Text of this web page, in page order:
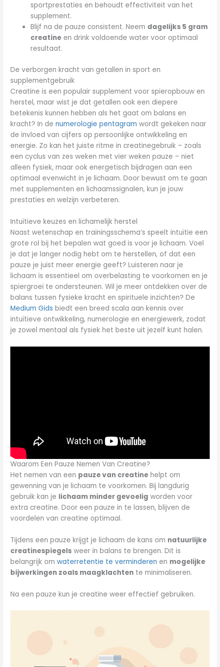
sportprestaties en behoudt effectiviteit van het
supplement.
Blijf na de pauze consistent. Neem dagelijks 5 gram
creatine en drink voldoende water voor optimaal
resultaat.
De verborgen kracht van getallen in sport en
supplementgebruik
Creatine is een populair supplement voor spieropbouw en
herstel, maar wist je dat getallen ook een diepere
betekenis kunnen hebben als het gaat om balans en
kracht? In denumerologie pentagram wordt gekeken naar
de invloed van cijfers op persoonlijke ontwikkeling en
energie. Zo kan het juiste ritme in creatinegebruik – zoals
een cyclus van zes weken met vier weken pauze – niet
alleen fysiek, maar ook energetisch bijdragen aan een
optimaal evenwicht in je lichaam. Door bewust om te gaan
met supplementen en lichaamssignalen, kun je jouw
prestaties en welzijn verbeteren.
Intuïtieve keuzes en lichamelijk herstel
Naast wetenschap en trainingsschema’s speelt intuïtie een
grote rol bij het bepalen wat goed is voor je lichaam. Voel
je dat je langer nodig hebt om te herstellen, of dat een
pauze je juist meer energie geeft? Luisteren naar je
lichaam is essentieel om overbelasting te voorkomen en je
spiergroei te ondersteunen. Wil je meer ontdekken over de
balans tussen fysieke kracht en spirituele inzichten? De
Medium Gids biedt een breed scala aan kennis over
intuïtieve ontwikkeling, numerologie en energiewerk, zodat
je zowel mentaal als fysiek het beste uit jezelf kunt halen.
Waarom Een Pauze Nemen Van Creatine?
Het nemen van een pauze van creatine helpt om
gewenning van je lichaam te voorkomen. Bij langdurig
gebruik kan je lichaam minder gevoelig worden voor
extra creatine. Door een pauze in te lassen, blijven de
voordelen van creatine optimaal.
Tijdens een pauze krijgt je lichaam de kans om natuurlijke
creatinespiegels weer in balans te brengen. Dit is
belangrijk omwaterretentie te verminderen en mogelijke
bijwerkingen zoals maagklachten te minimaliseren.
Na een pauze kun je creatine weer effectief gebruiken.